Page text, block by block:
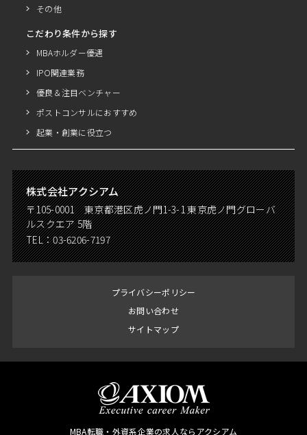
その他
こだわり条件から探す
MBAホルダー優遇
IPO関連業務
優良＆注目ベンチャー
ポストコンサルにおすすめ
起業・創業に役立つ
株式会社アクシアム
〒105-0001 東京都港区虎ノ門1-3-1 東京虎ノ門グローバ
ルスクエア 5階
TEL：03-6206-7197
プライバシーポリシー
お問い合わせ
サイトマップ
MBA転職・外資系企業の求人ならアクシアム